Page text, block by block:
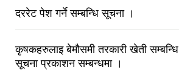
दररेट पेश गर्ने सम्बन्धि सूचना ।
कृषकहरुलाइ बेमाैसमी तरकारी खेती
सूचना प्रकाशन सम्बन्धमा ।